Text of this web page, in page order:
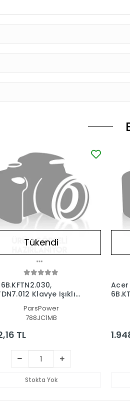
Tükendi
Klavye Işıklı
ParsPower
788JC1MB
TL
Stokta Yok
Acer